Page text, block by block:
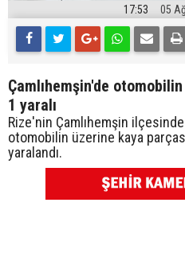
17:53 05
Çamlıhemşin'de
1 yaralı
Rize'nin Çamlıhemşin
otomobilin üzerine kaya
yaralandı.